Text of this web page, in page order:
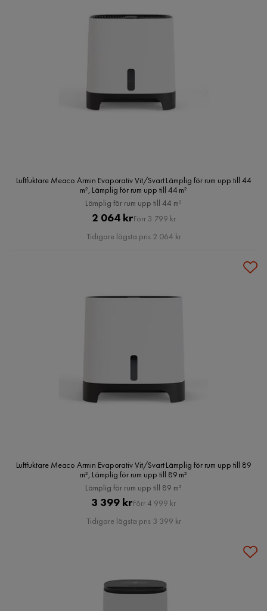
Luftfuktare Meaco Armin Evaporativ Vit/Svart Lämplig för rum upp till 44
m², Lämplig för rum upp till 44 m²
Lämplig för rum upp till 44 m²
Pris
2 064 krOriginal
Pris
Förr 3 799 kr
Tidigare lägsta pris 2 064 kr
Luftfuktare Meaco Armin Evaporativ Vit/Svart Lämplig för rum upp till 89
m², Lämplig för rum upp till 89 m²
Lämplig för rum upp till 89 m²
Pris
3 399 krOriginal
Pris
Förr 4 999 kr
Tidigare lägsta pris 3 399 kr